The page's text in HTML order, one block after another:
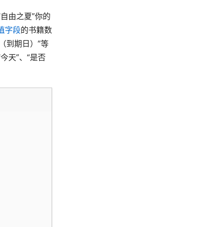
由之夏”你的
字段的书籍数
到期日）”等
天”、“是否